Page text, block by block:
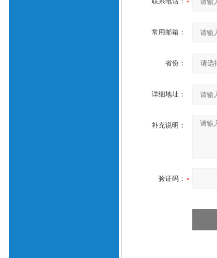
常用邮箱：
省份：
详细地址：
补充说明：
验证码：